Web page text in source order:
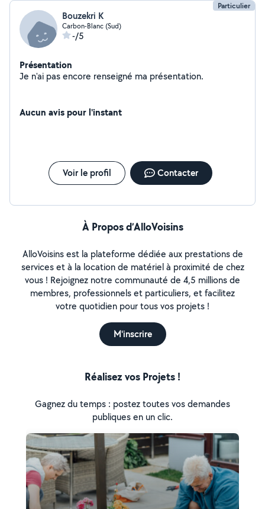
Particulier
Bouzekri K
Carbon-Blanc (Sud)
-/5
Présentation
Je n'ai pas encore renseigné ma présentation.
Aucun avis pour l'instant
Voir le profil Contacter
À Propos d’AlloVoisins
AlloVoisins est la plateforme dédiée aux prestations de
services et à la location de matériel à proximité de chez
vous ! Rejoignez notre communauté de 4,5 millions de
membres, professionnels et particuliers, et facilitez
votre quotidien pour tous vos projets !
M'inscrire
Réalisez vos Projets !
Gagnez du temps : postez toutes vos demandes
publiques en un clic.